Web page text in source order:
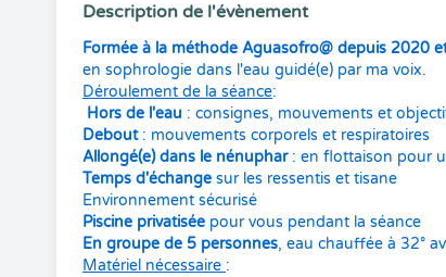
Description de l'évènement
Formée à la méthode Aguasofro@ depuis 2020
en sophrologie dans l'eau guidé(e) par ma voix.
Déroulement de la séance:
Hors de l'eau : consignes, mouvements et
Debout : mouvements corporels et respiratoires
Allongé(e) dans le nénuphar: en flottaison pour
Temps d'échange sur les ressentis et tisane
Environnement sécurisé
Piscine privatisée pour vous pendant la séance
En groupe de 5 personnes, eau chauffée à 32°
Matériel nécessaire :